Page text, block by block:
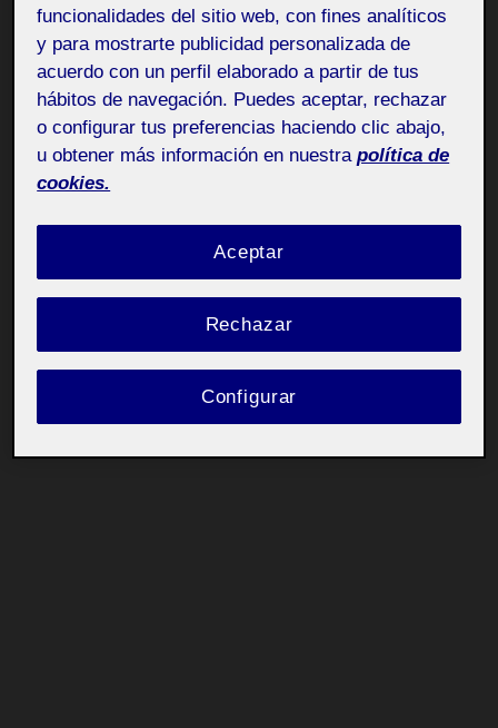
funcionalidades del sitio web, con fines analíticos
y para mostrarte publicidad personalizada de
acuerdo con un perfil elaborado a partir de tus
hábitos de navegación. Puedes aceptar, rechazar
o configurar tus preferencias haciendo clic abajo,
u obtener más información en nuestra política de
cookies.
Rechazar
Aceptar
Configurar